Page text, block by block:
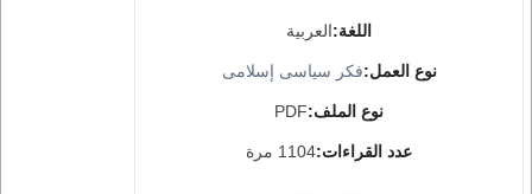
اللغة:العربية
نوع العمل:فكر سياسى إسلامى
نوع الملف:PDF
عدد القراءات:1104 مرة